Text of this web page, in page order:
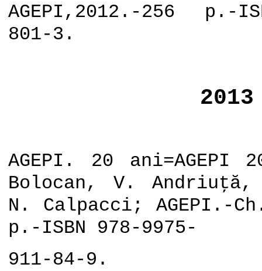
AGEPI,2012.-256 p.-
801-3.
2013
AGEPI. 20
Bolocan, V.
N. Calpacci; AGEPI.-
p.-ISBN 978-9975-
911-84-9.